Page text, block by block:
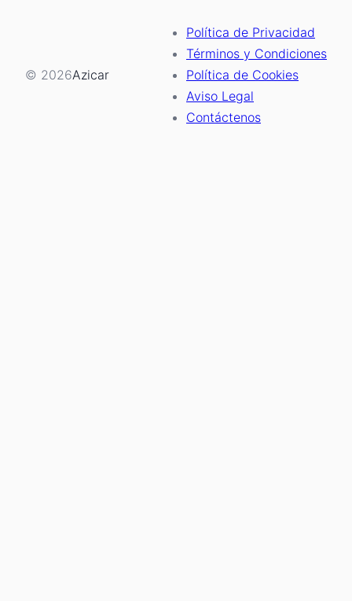
casa,
siendo
mamá
© 2026Azicar
Política de Privacidad
Términos y Condiciones
Política de Cookies
Aviso Legal
Contáctenos